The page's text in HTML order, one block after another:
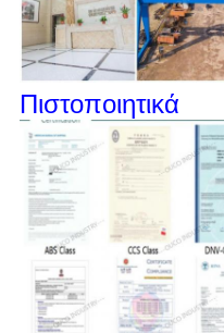
Πιστοποιητικά